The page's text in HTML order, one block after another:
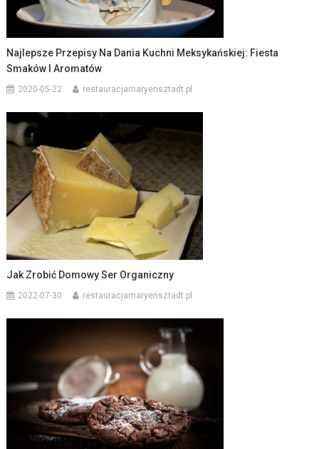
Najlepsze Przepisy Na Dania Kuchni Meksykańskiej: Fiesta
Smaków I Aromatów
2020-05-22 restauracjamaryensztadt.pl
Jak Zrobić Domowy Ser Organiczny
2022-07-30 restauracjamaryensztadt.pl